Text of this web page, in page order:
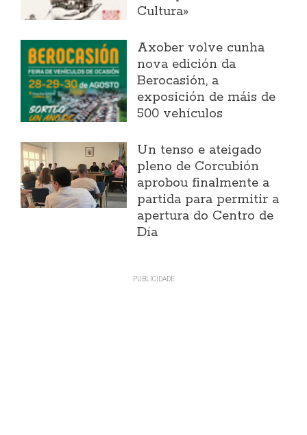
Cultura»
Axober volve cunha
nova edición da
Berocasión, a
exposición de máis de
500 vehículos
Un tenso e ateigado
pleno de Corcubión
aprobou finalmente a
partida para permitir a
apertura do Centro de
Día